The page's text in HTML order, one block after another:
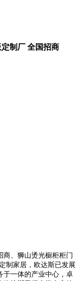
制厂 全国招商
商、 狮山烫光橱柜柜门
制家居，欧达斯已发展
于一体的产业中心，卓